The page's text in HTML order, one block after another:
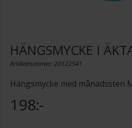
HÄNGSMYCKE I
Artikelnummer: 20122541
Hängsmycke med månadssten
198:-